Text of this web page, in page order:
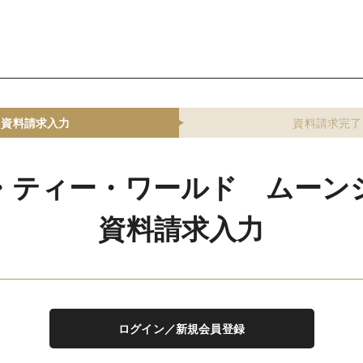
資料請求入力 資料請求完了
ティー・ワールド ムーン
資料請求入力
ログイン／新規会員登録